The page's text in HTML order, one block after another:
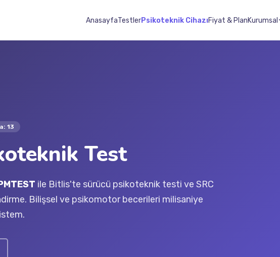
AnasayfaTestlerPsikoteknik CihazıFiyat & PlanKurumsal
13
Test
ile Bitlis'te sürücü psikoteknik testi ve SRC
Bilişsel ve psikomotor becerileri milisaniye